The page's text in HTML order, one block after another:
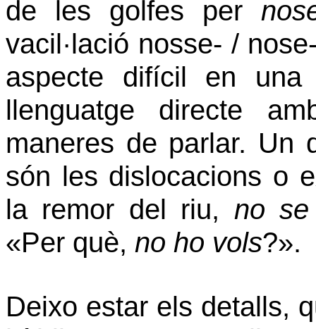
de les golfes per
vacil·lació nosse- /
aspecte difícil en
llenguatge directe
maneres de parlar. Un
són les dislocacions o
la remor del riu, no
«Per què, no ho vols?».
Deixo estar els detalls,